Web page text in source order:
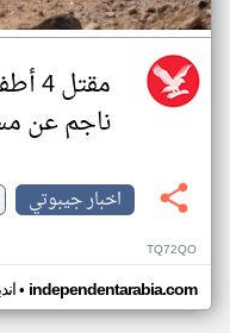
ناجم عن
اخبار جيبوتي
TQ72QO
• independentarabia.com